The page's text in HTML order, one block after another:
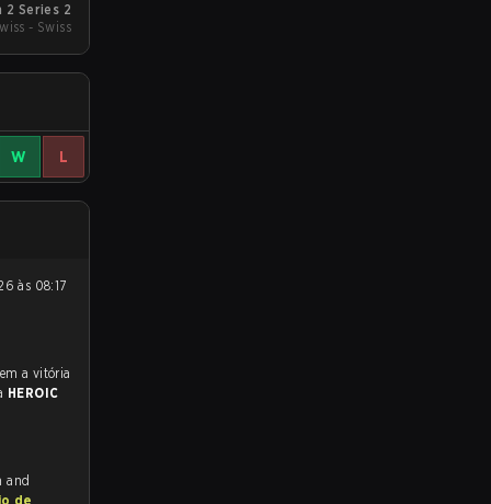
2 Series 2
- Swiss
W L
HEROIC
and
de